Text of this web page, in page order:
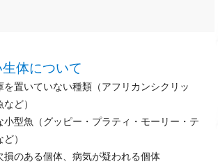
体について
を置いていない種類（アフリカンシクリッ
ど）
小型魚（グッピー・プラティ・モーリー・テ
）
損のある個体、病気が疑われる個体